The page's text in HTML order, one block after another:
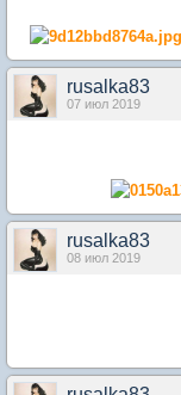
rusalka83
07 июл 2019
rusalka83
08 июл 2019